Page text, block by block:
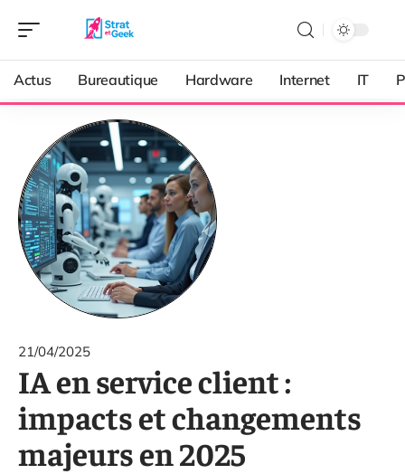
Actus Bureautique Hardware Internet IT
21/04/2025
IA en service client :
impacts et changements
majeurs en 2025